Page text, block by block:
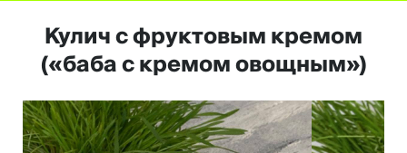
Кулич с фруктовым кремом
(«баба с кремом овощным»)